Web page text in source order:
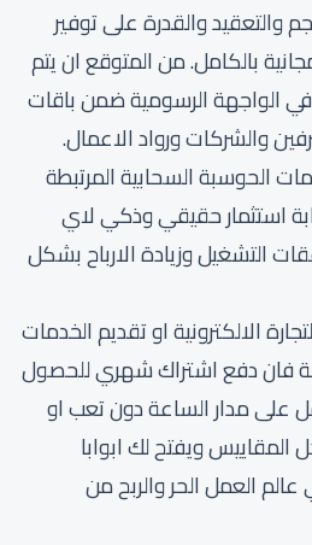
والتعقيد والقدرة على توفير
بالكامل. من المتوقع ان يتم
الواجهة الرسومية ضمن باقات
والشركات ورواد الاعمال.
الحوسبة السحابية المرتبطة
استثمار حقيقي وذكي لاي
التشغيل وزيادة الارباح بشكل
الالكترونية او تقديم الخدمات
فان دفع اشتراك شهري للحصول
مدار الساعة دون تعب او
المقاييس ويفتح لك ابوابا
العمل الحر والربح من